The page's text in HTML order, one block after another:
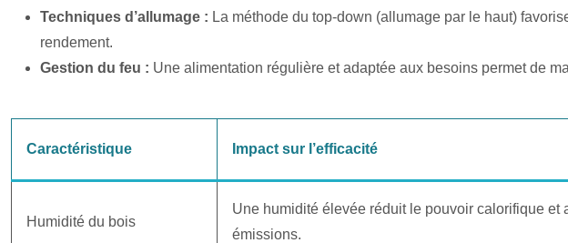
Techniques d’allumage : La méthode du top-down (allumage par le haut)
rendement.
Gestion du feu : Une alimentation régulière et adaptée aux besoins permet de
Caractéristique Impact sur l’efficacité
Humidité du bois
Une humidité élevée réduit le pouvoir calorifique et
émissions.